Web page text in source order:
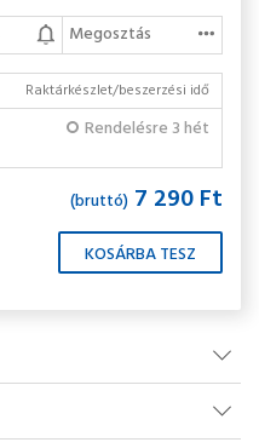
Megosztás
Raktárkészlet/beszerzési idő
Rendelésre 3 hét
(bruttó) 7 290 Ft